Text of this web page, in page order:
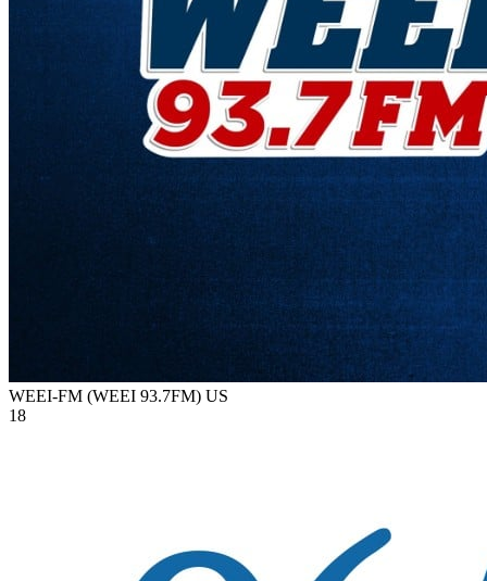
WEEI-FM (WEEI 93.7FM) US
18